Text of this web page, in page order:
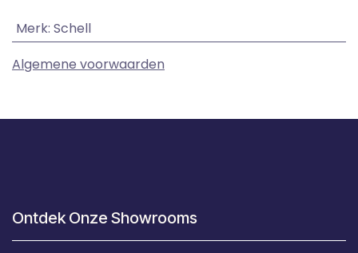
Merk: Schell
Algemene voorwaarden
Ontdek Onze Showrooms